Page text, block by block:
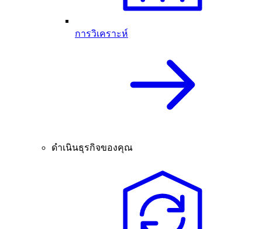
การวิเคราะห์
ดำเนินธุรกิจของคุณ